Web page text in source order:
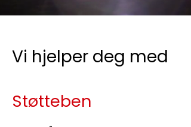
Vi hjelper deg med
Støtteben